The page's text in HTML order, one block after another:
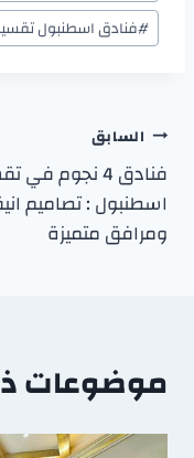
#فنادق اسطنبول تقسيم 3
السابق
فنادق 4 نجوم
اسطنبول : تصاميم
ومرافق متميزة
موضوعات